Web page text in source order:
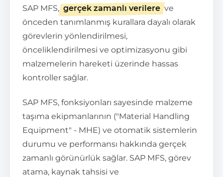
SAP MFS, gerçek zamanlı verilere ve
önceden tanımlanmış kurallara dayalı olarak
görevlerin yönlendirilmesi,
önceliklendirilmesi ve optimizasyonu gibi
malzemelerin hareketi üzerinde hassas
kontroller sağlar.
SAP MFS, fonksiyonları sayesinde malzeme
taşıma ekipmanlarının ("Material Handling
Equipment" - MHE) ve otomatik sistemlerin
durumu ve performansı hakkında gerçek
zamanlı görünürlük sağlar. SAP MFS, görev
atama, kaynak tahsisi ve